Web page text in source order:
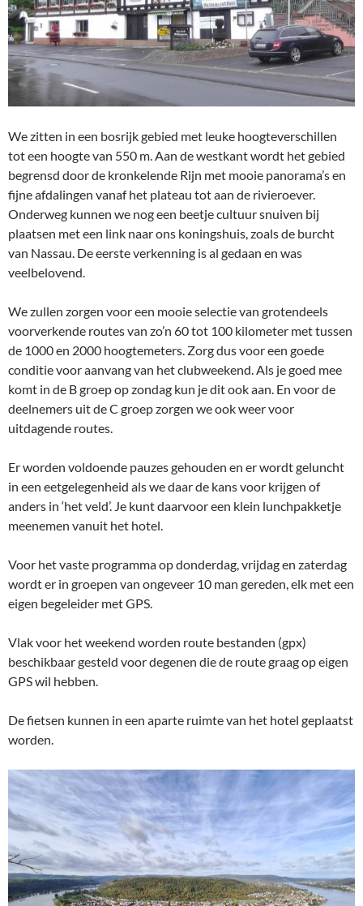
We zitten in een bosrijk gebied met leuke hoogteverschillen
tot een hoogte van 550 m. Aan de westkant wordt het gebied
begrensd door de kronkelende Rijn met mooie panorama’s en
fijne afdalingen vanaf het plateau tot aan de rivieroever.
Onderweg kunnen we nog een beetje cultuur snuiven bij
plaatsen met een link naar ons koningshuis, zoals de burcht
van Nassau. De eerste verkenning is al gedaan en was
veelbelovend.
We zullen zorgen voor een mooie selectie van grotendeels
voorverkende routes van zo’n 60 tot 100 kilometer met tussen
de 1000 en 2000 hoogtemeters. Zorg dus voor een goede
conditie voor aanvang van het clubweekend. Als je goed mee
komt in de B groep op zondag kun je dit ook aan. En voor de
deelnemers uit de C groep zorgen we ook weer voor
uitdagende routes.
Er worden voldoende pauzes gehouden en er wordt geluncht
in een eetgelegenheid als we daar de kans voor krijgen of
anders in ‘het veld’. Je kunt daarvoor een klein lunchpakketje
meenemen vanuit het hotel.
Voor het vaste programma op donderdag, vrijdag en zaterdag
wordt er in groepen van ongeveer 10 man gereden, elk met een
eigen begeleider met GPS.
Vlak voor het weekend worden route bestanden (gpx)
beschikbaar gesteld voor degenen die de route graag op eigen
GPS wil hebben.
De fietsen kunnen in een aparte ruimte van het hotel geplaatst
worden.